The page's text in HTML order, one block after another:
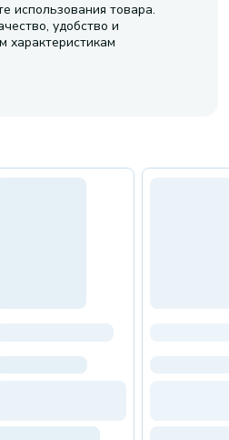
использования товара.
удобство и
характеристикам